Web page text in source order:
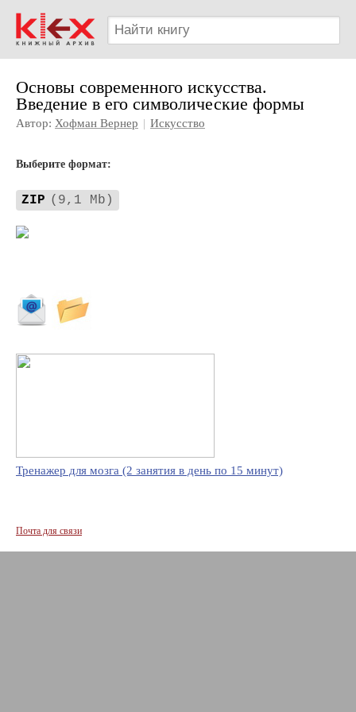
Основы современного искусства.
Введение в его символические формы
Автор: Хофман Вернер | Искусство
Выберите формат:
ZIP (9,1 Mb)
Тренажер для мозга (2 занятия в день по 15 минут)
Почта для связи